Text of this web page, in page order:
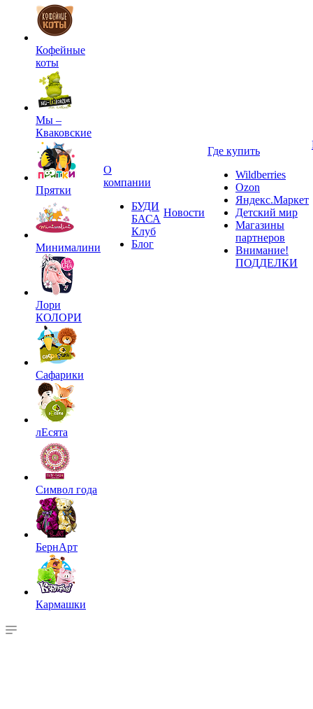
Кофейные
коты
Мы –
Кваковские
Прятки
Минималини
Лори
КОЛОРИ
Сафарики
лЕсята
Символ года
БернАрт
Кармашки
О
компании
БУДИ
БАСА
Клуб
Блог
Новости
Где купить
Wildberries
Ozon
Яндекс.Маркет
Детский мир
Магазины
партнеров
Внимание!
ПОДДЕЛКИ